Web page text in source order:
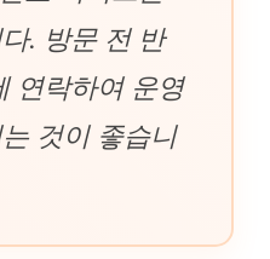
. 방문 전 반
연락하여 운영
것이 좋습니